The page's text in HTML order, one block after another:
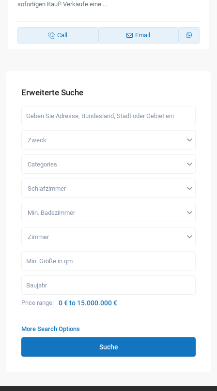
sofortigen Kauf! Verkaufe eine ...
Call Email
Erweiterte Suche
Zweck
Categories
Schlafzimmer
Min. Badezimmer
Zimmer
Price range: 0 € to 15.000.000 €
More Search Options
Suche